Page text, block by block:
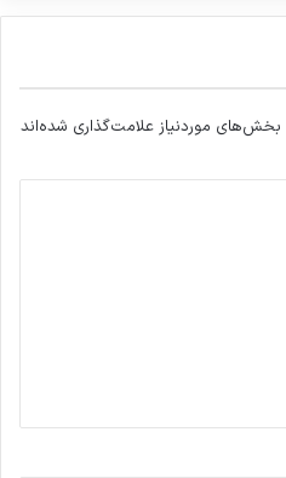
بخش‌های موردنیاز علامت‌گذاری شده‌اند